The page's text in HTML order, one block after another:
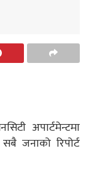
अपार्टमेन्टमा
सबै जनाको रिपोर्ट